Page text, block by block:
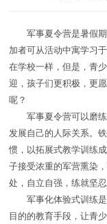
军事夏令营是暑假期
加者可从活动中寓学习
在学校一样，但是，青
迎，孩子们更积极，更
呢？
军事夏令营可以磨练
发展自己的人际关系。
惯，以拓展式教学训练
子接受浓重的军营熏染
处，自立自强，练就坚忍
军事化体验式训练是
目的的教育手段，让青